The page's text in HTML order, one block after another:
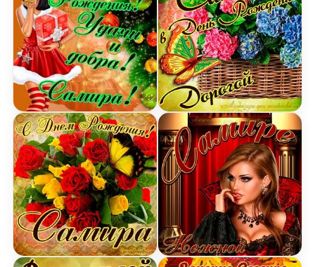
Картинка с Днем Рождения Самире с
Картинка на День Рождения Самире с букетом
Открытка дорогой
Картинка нежной